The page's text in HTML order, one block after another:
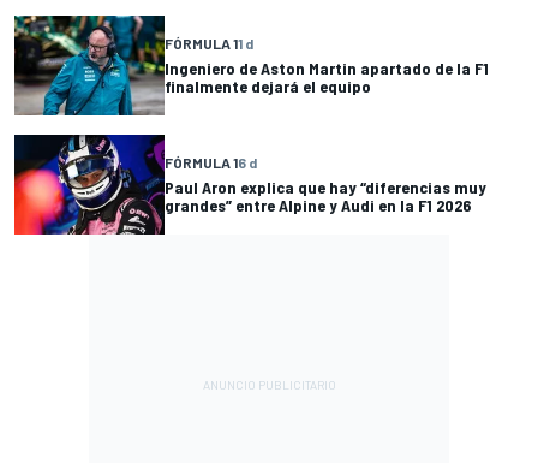
FÓRMULA 11 d
Ingeniero de Aston Martin apartado de la F1
finalmente dejará el equipo
FÓRMULA 16 d
Paul Aron explica que hay “diferencias muy
grandes” entre Alpine y Audi en la F1 2026